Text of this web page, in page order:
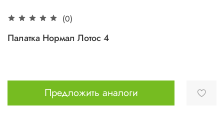
(0)
Палатка Нормал Лотос 4
Предложить аналоги